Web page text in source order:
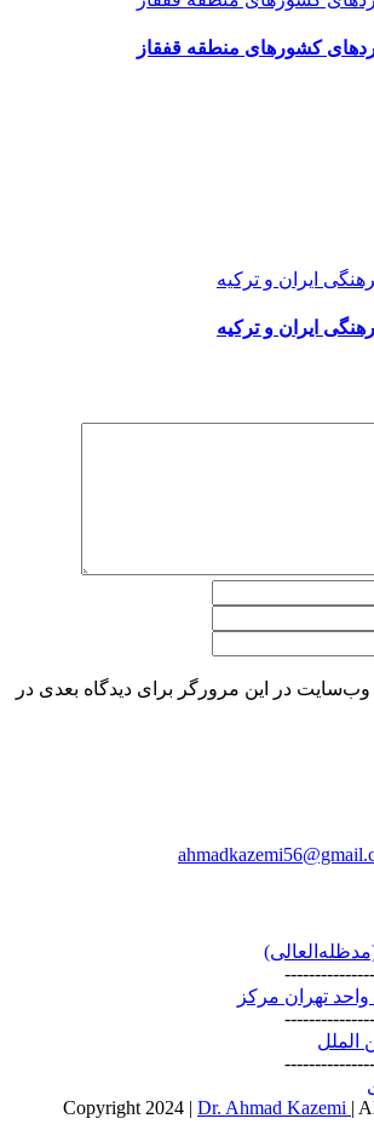
کشور‌های منطقه قفقاز
ایران و ترکیه
ایران و ترکیه
وب‌سایت در این مرورگر برای دیدگاه بعدی در
واحد تهران مرکز
الملل
Dr. Ahmad Kazemi |